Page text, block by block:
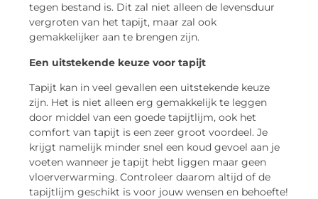
tegen bestand is. Dit zal niet alleen de levensduur
vergroten van het tapijt, maar zal ook
gemakkelijker aan te brengen zijn.
Een uitstekende keuze voor tapijt
Tapijt kan in veel gevallen een uitstekende keuze
zijn. Het is niet alleen erg gemakkelijk te leggen
door middel van een goede tapijtlijm, ook het
comfort van tapijt is een zeer groot voordeel. Je
krijgt namelijk minder snel een koud gevoel aan je
voeten wanneer je tapijt hebt liggen maar geen
vloerverwarming. Controleer daarom altijd of de
tapijtlijm geschikt is voor jouw wensen en behoefte!